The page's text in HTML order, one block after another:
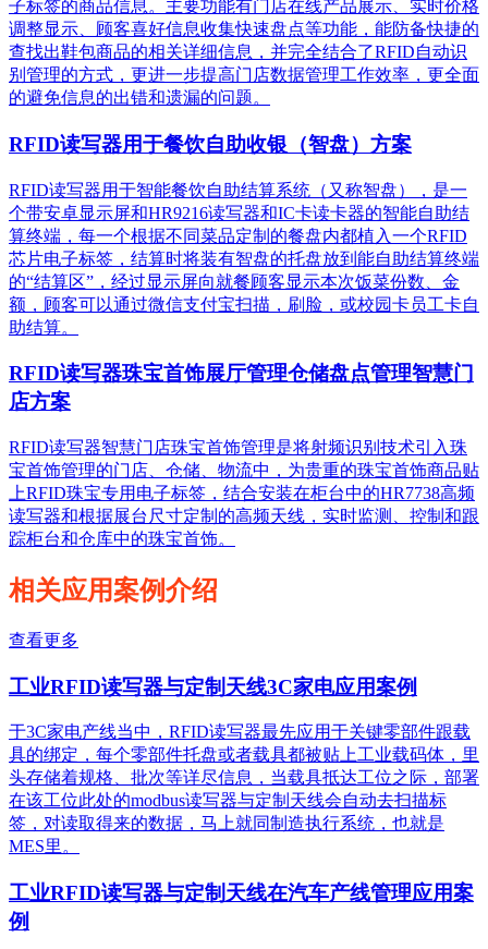
子标签的商品信息。主要功能有门店在线产品展示、实时价格
调整显示、顾客喜好信息收集快速盘点等功能，能防备快捷的
查找出鞋包商品的相关详细信息，并完全结合了RFID自动识
别管理的方式，更进一步提高门店数据管理工作效率，更全面
的避免信息的出错和遗漏的问题。
RFID读写器用于餐饮自助收银（智盘）方案
RFID读写器用于智能餐饮自助结算系统（又称智盘），是一
个带安卓显示屏和HR9216读写器和IC卡读卡器的智能自助结
算终端，每一个根据不同菜品定制的餐盘内都植入一个RFID
芯片电子标签，结算时将装有智盘的托盘放到能自助结算终端
的“结算区”，经过显示屏向就餐顾客显示本次饭菜份数、金
额，顾客可以通过微信支付宝扫描，刷脸，或校园卡员工卡自
助结算。
RFID读写器珠宝首饰展厅管理仓储盘点管理智慧门
店方案
RFID读写器智慧门店珠宝首饰管理是将射频识别技术引入珠
宝首饰管理的门店、仓储、物流中，为贵重的珠宝首饰商品贴
上RFID珠宝专用电子标签，结合安装在柜台中的HR7738高频
读写器和根据展台尺寸定制的高频天线，实时监测、控制和跟
踪柜台和仓库中的珠宝首饰。
相关应用案例介绍
查看更多
工业RFID读写器与定制天线3C家电应用案例
于3C家电产线当中，RFID读写器最先应用于关键零部件跟载
具的绑定，每个零部件托盘或者载具都被贴上工业载码体，里
头存储着规格、批次等详尽信息，当载具抵达工位之际，部署
在该工位此处的modbus读写器与定制天线会自动去扫描标
签，对读取得来的数据，马上就同制造执行系统，也就是
MES里。
工业RFID读写器与定制天线在汽车产线管理应用案
例